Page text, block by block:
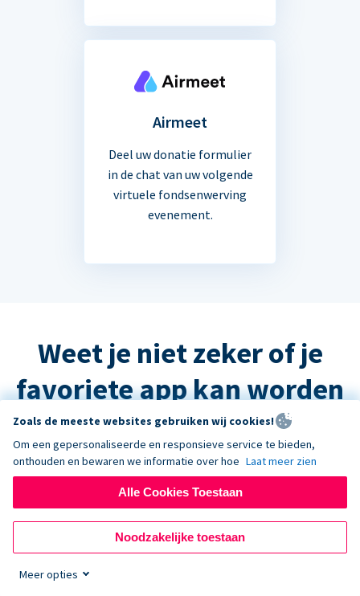
Airmeet
Deel uw donatie formulier
in de chat van uw volgende
virtuele fondsenwerving
evenement.
Weet je niet zeker of je
favoriete app kan worden
geïntegreerd?
Het antwoord is waarschijnlijk ja, maar
neem contact op met de ondersteuning
en we helpen u graag verder!
Zoals de meeste websites gebruiken wij cookies!
Om een gepersonaliseerde en responsieve service te bieden,
onthouden en bewaren we informatie over hoe Laat meer zien
Alle Cookies Toestaan
Noodzakelijke toestaan
Meer opties